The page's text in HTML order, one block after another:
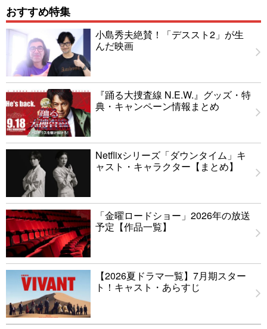
おすすめ特集
小島秀夫絶賛！「デススト2」が生
んだ映画
『踊る大捜査線 N.E.W.』グッズ・特
典・キャンペーン情報まとめ
Netflixシリーズ「ダウンタイム」キ
ャスト・キャラクター【まとめ】
「金曜ロードショー」2026年の放送
予定【作品一覧】
【2026夏ドラマ一覧】7月期スター
ト！キャスト・あらすじ